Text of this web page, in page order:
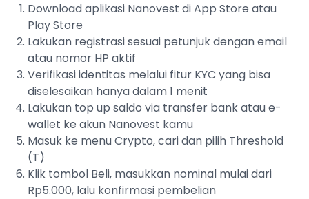
Download aplikasi Nanovest di App Store atau
Play Store
Lakukan registrasi sesuai petunjuk dengan email
atau nomor HP aktif
Verifikasi identitas melalui fitur KYC yang bisa
diselesaikan hanya dalam 1 menit
Lakukan top up saldo via transfer bank atau e-
wallet ke akun Nanovest kamu
Masuk ke menu Crypto, cari dan pilih Threshold
(T)
Klik tombol Beli, masukkan nominal mulai dari
Rp5.000, lalu konfirmasi pembelian